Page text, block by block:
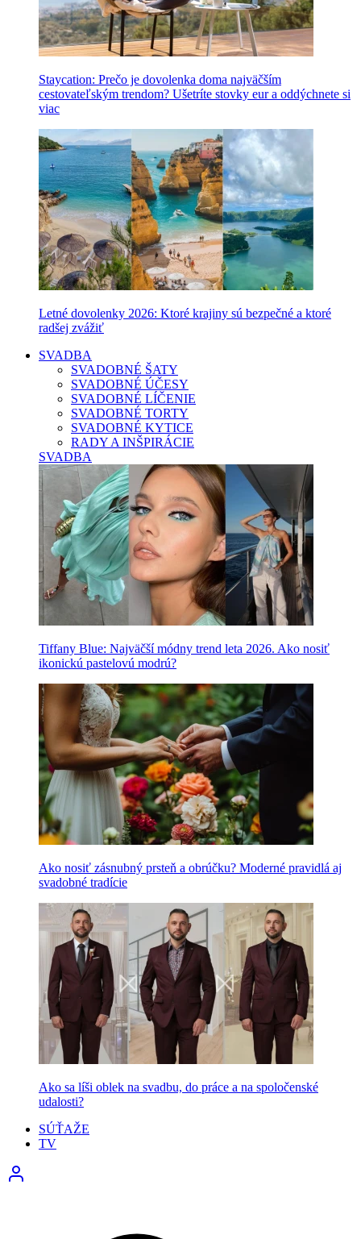
Staycation: Prečo je dovolenka doma najväčším
cestovateľským trendom? Ušetríte stovky eur a oddýchnete si
viac
Letné dovolenky 2026: Ktoré krajiny sú bezpečné a ktoré
radšej zvážiť
SVADBA
SVADOBNÉ ŠATY
SVADOBNÉ ÚČESY
SVADOBNÉ LÍČENIE
SVADOBNÉ TORTY
SVADOBNÉ KYTICE
RADY A INŠPIRÁCIE
SVADBA
Tiffany Blue: Najväčší módny trend leta 2026. Ako nosiť
ikonickú pastelovú modrú?
Ako nosiť zásnubný prsteň a obrúčku? Moderné pravidlá aj
svadobné tradície
Ako sa líši oblek na svadbu, do práce a na spoločenské
udalosti?
SÚŤAŽE
TV